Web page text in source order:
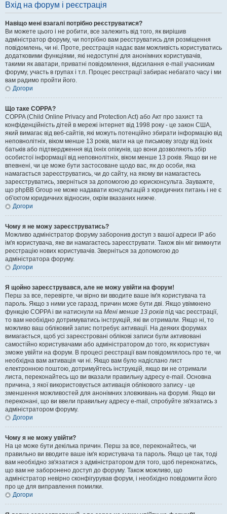
Вхід на форум і реєстрація
Навіщо мені взагалі потрібно реєструватися?
Ви можете цього і не робити, все залежить від того, як вирішив
адміністратор форуму, чи потрібно вам реєструватись для розміщення
повідомлень, чи ні. Проте, реєстрація надає вам можливість користуватись
додатковими функціями, які недоступні для анонімних користувачів,
такими як аватари, приватні повідомлення, відсилання e-mail учасникам
форуму, участь в групах і т.п. Процес реєстрації забирає небагато часу і ми
вам радимо пройти його.
Догори
Що таке COPPA?
COPPA (Child Online Privacy and Protection Act) або Акт про захист та
конфіденційність дітей в мережі інтернет від 1998 року - це закон США,
який вимагає від веб-сайтів, які можуть потенційно збирати інформацію від
неповнолітніх, віком менше 13 років, мати на це письмову згоду від їхніх
батьків або підтвердження від їхніх опікунів, що вони дозволяють збір
особистої інформації від неповнолітніх, віком менше 13 років. Якщо ви не
впевнені, чи це може бути застосоване щодо вас, як до особи, яка
намагається зареєструватись, чи до сайту, на якому ви намагаєтесь
зареєструватись, зверніться за допомогою до юрисконсульта. Зауважте,
що phpBB Group не може надавати консультацій з юридичних питань і не є
об'єктом юридичних відносин, окрім вказаних нижче.
Догори
Чому я не можу зареєструватись?
Можливо адміністратор форуму заборонив доступ з вашої адреси IP або
ім'я користувача, яке ви намагаєтесь зареєструвати. Також він міг вимкнути
реєстрацію нових користувачів. Зверніться за допомогою до
адміністратора форуму.
Догори
Я щойно зареєструвався, але не можу увійти на форум!
Перш за все, перевірте, чи вірно ви вводите ваше ім'я користувача та
пароль. Якщо з ними усе гаразд, причин може бути дві. Якщо увімкнено
функцію COPPA і ви натиснули на Мені менше 13 років під час реєстрації,
то вам необхідно дотримуватись інструкцій, які ви отримали. Якщо ні, то
можливо ваш обліковий запис потребує активації. На деяких форумах
вимагається, щоб усі зареєстровані облікові записи були активовані
самостійно користувачами або адміністратором до того, як користувач
зможе увійти на форум. В процесі реєстрації вам повідомлялось про те, чи
необхідна вам активація чи ні. Якщо вам було надіслано лист
електронною поштою, дотримуйтесь інструкцій, якщо ви не отримали
листа, переконайтесь що ви вказали правильну адресу e-mail. Основна
причина, з якої використовується активація облікового запису - це
зменшення можливостей для анонімних зловживань на форумі. Якщо ви
переконані, що ви ввели правильну адресу e-mail, спробуйте зв'язатись з
адміністратором форуму.
Догори
Чому я не можу увійти?
На це може бути декілька причин. Перш за все, переконайтесь, чи
правильно ви вводите ваше ім'я користувача та пароль. Якщо це так, тоді
вам необхідно зв'язатися з адміністратором для того, щоб переконатись,
що вам не заборонено доступ до форуму. Також можливо, що
адміністратор невірно сконфігурував форум, і необхідно повідомити його
про це для виправлення помилки.
Догори